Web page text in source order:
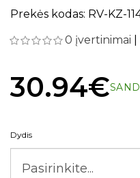
Prekės kodas: RV-KZ-
0 įvertinimai
30.94€
Dydis